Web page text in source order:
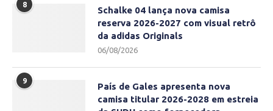
8
Schalke 04 lança nova camisa
reserva 2026-2027 com visual retrô
da adidas Originals
06/08/2026
9
País de Gales apresenta nova
camisa titular 2026-2028 em estreia